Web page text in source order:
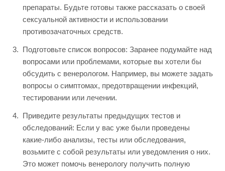
препараты. Будьте готовы также рассказать о своей
сексуальной активности и использовании
противозачаточных средств.
Подготовьте список вопросов: Заранее подумайте над
вопросами или проблемами, которые вы хотели бы
обсудить с венерологом. Например, вы можете задать
вопросы о симптомах, предотвращении инфекций,
тестировании или лечении.
Приведите результаты предыдущих тестов и
обследований: Если у вас уже были проведены
какие-либо анализы, тесты или обследования,
возьмите с собой результаты или уведомления о них.
Это может помочь венерологу получить полную